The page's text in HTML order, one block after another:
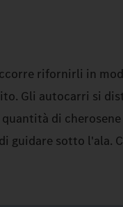
rifornirli in
Gli autocarri si
di
guidare sotto